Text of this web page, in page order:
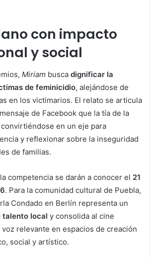
con impacto
y social
Miriam busca dignificar la
de feminicidio, alejándose de
en los victimarios. El relato se articula
de Facebook que la tía de la
en un eje para
y reflexionar sobre la inseguridad
de familias.
competencia se darán a conocer el 21
. Para la comunidad cultural de Puebla,
Condado en Berlín representa un
talento local y consolida al cine
relevante en espacios de creación
social y artístico.